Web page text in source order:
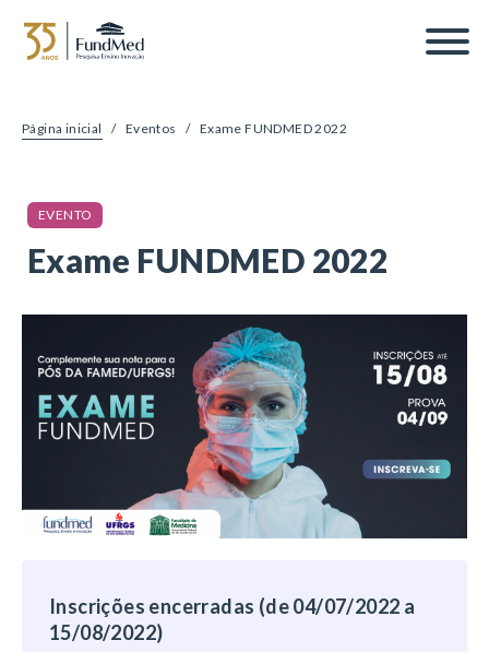
Página inicial / Eventos / Exame FUNDMED 2022
EVENTO
Exame FUNDMED 2022
Inscrições encerradas (de 04/07/2022 a
15/08/2022)